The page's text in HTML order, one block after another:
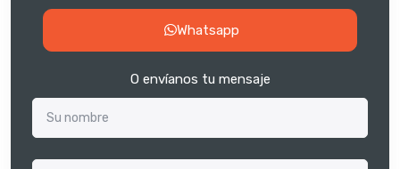
Whatsapp
O envíanos tu mensaje